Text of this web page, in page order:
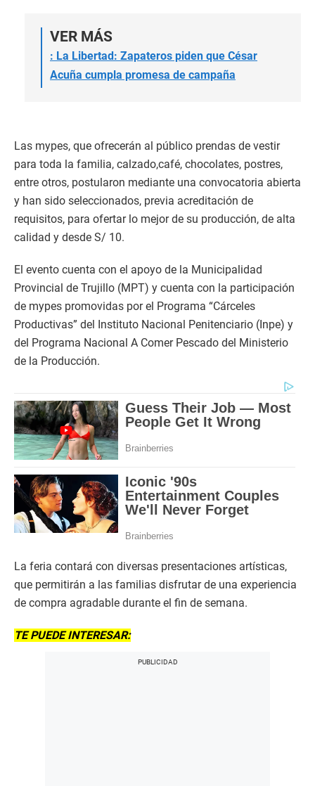
VER MÁS
: La Libertad: Zapateros piden que César
Acuña cumpla promesa de campaña
Las mypes, que ofrecerán al público prendas de vestir
para toda la familia, calzado,café, chocolates, postres,
entre otros, postularon mediante una convocatoria abierta
y han sido seleccionados, previa acreditación de
requisitos, para ofertar lo mejor de su producción, de alta
calidad y desde S/ 10.
El evento cuenta con el apoyo de la Municipalidad
Provincial de Trujillo (MPT) y cuenta con la participación
de mypes promovidas por el Programa “Cárceles
Productivas” del Instituto Nacional Penitenciario (Inpe) y
del Programa Nacional A Comer Pescado del Ministerio
de la Producción.
La feria contará con diversas presentaciones artísticas,
que permitirán a las familias disfrutar de una experiencia
de compra agradable durante el fin de semana.
TE PUEDE INTERESAR: